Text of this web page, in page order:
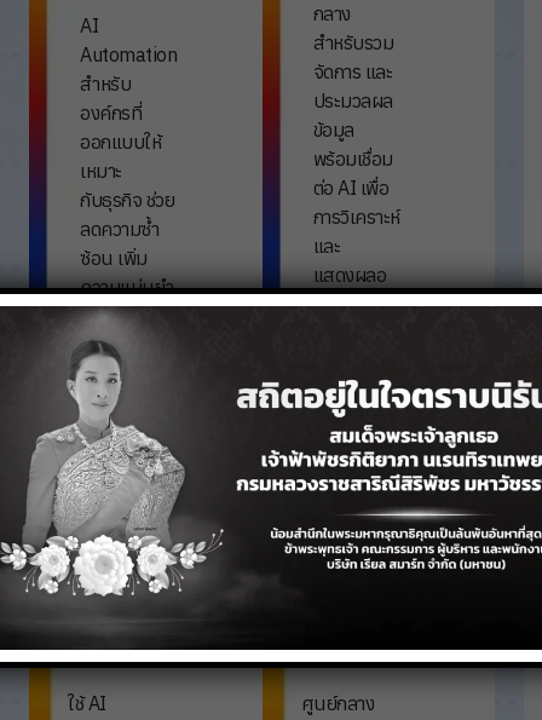
AI
Automation
สำหรับ
องค์กรที่
ออกแบบให้
เหมาะ
กับธุรกิจ ช่วย
ลดความซ้ำ
ซ้อน เพิ่ม
ความแม่นยำ
และยกระดับ
ประสิทธิภาพ
การทำงาน
กลาง
สำหรับรวม
จัดการ และ
ประมวลผล
ข้อมูล
พร้อมเชื่อม
ต่อ AI เพื่อ
การวิเคราะห์
และ
แสดงผลอ
ย่างรวดเร็ว
Solutions
AI Social
Listening
Solution
ใช้ AI
Solutions
Social Media
Platform
ศูนย์กลาง